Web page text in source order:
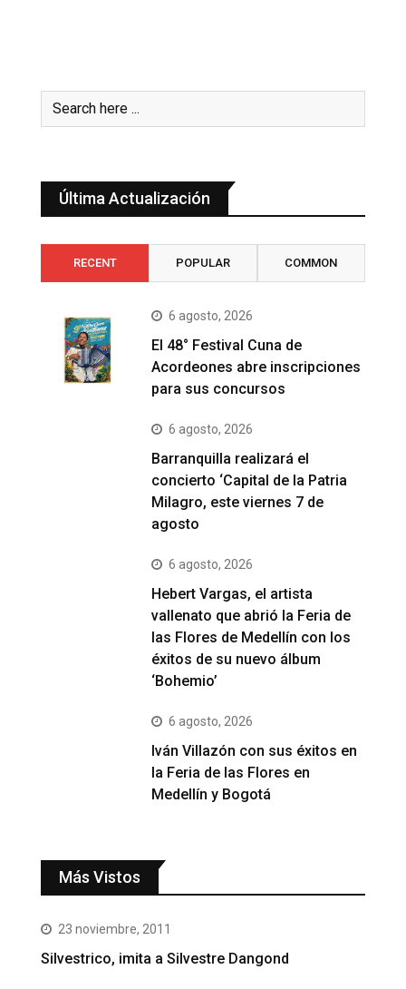
Última Actualización
RECENT POPULAR COMMON
6 agosto, 2026
El 48° Festival Cuna de
Acordeones abre inscripciones
para sus concursos
6 agosto, 2026
Barranquilla realizará el
concierto ‘Capital de la Patria
Milagro, este viernes 7 de
agosto
6 agosto, 2026
Hebert Vargas, el artista
vallenato que abrió la Feria de
las Flores de Medellín con los
éxitos de su nuevo álbum
‘Bohemio’
6 agosto, 2026
Iván Villazón con sus éxitos en
la Feria de las Flores en
Medellín y Bogotá
Más Vistos
23 noviembre, 2011
Silvestrico, imita a Silvestre Dangond